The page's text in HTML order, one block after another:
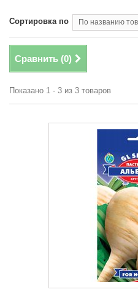
Сортировка по
Сравнить (0)
Показано 1 - 3 из 3 товаров